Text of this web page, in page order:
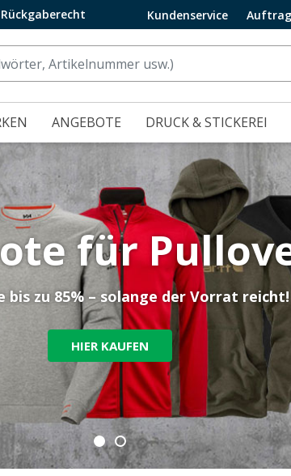
Kundenservice
ANGEBOTE DRUCK & STICKEREI
für
bis zu 85% – solange der Vorrat reicht!
HIER KAUFEN